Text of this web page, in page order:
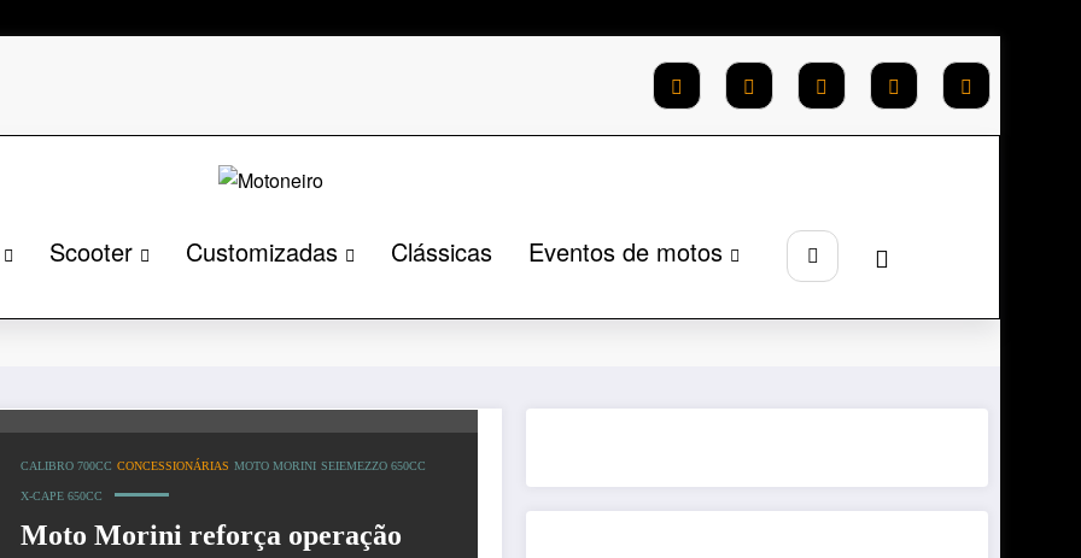
Scooter Customizadas Clássicas Eventos de motos
CALIBRO 700CC CONCESSIONÁRIAS MOTO MORINI SEIEMEZZO 650CC
X-CAPE 650CC
Moto Morini reforça operação